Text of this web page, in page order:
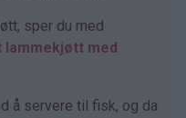
sper du med
lammekjøtt med
å servere til fisk, og da